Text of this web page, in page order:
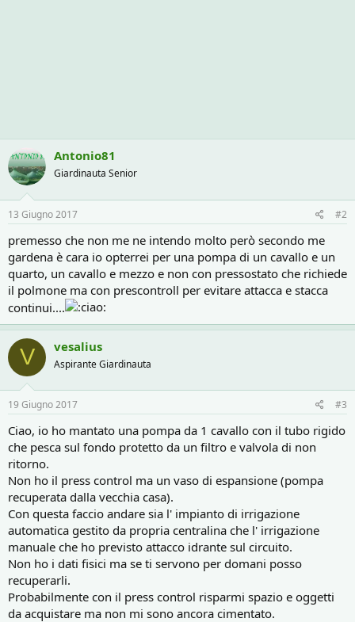
Antonio81
Giardinauta Senior
13 Giugno 2017 #2
premesso che non me ne intendo molto però secondo me
gardena è cara io opterrei per una pompa di un cavallo e un
quarto, un cavallo e mezzo e non con pressostato che richiede
il polmone ma con prescontroll per evitare attacca e stacca
continui....
V vesalius
Aspirante Giardinauta
19 Giugno 2017 #3
Ciao, io ho mantato una pompa da 1 cavallo con il tubo rigido
che pesca sul fondo protetto da un filtro e valvola di non
ritorno.
Non ho il press control ma un vaso di espansione (pompa
recuperata dalla vecchia casa).
Con questa faccio andare sia l' impianto di irrigazione
automatica gestito da propria centralina che l' irrigazione
manuale che ho previsto attacco idrante sul circuito.
Non ho i dati fisici ma se ti servono per domani posso
recuperarli.
Probabilmente con il press control risparmi spazio e oggetti
da acquistare ma non mi sono ancora cimentato.